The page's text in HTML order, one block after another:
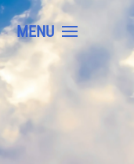
MENU